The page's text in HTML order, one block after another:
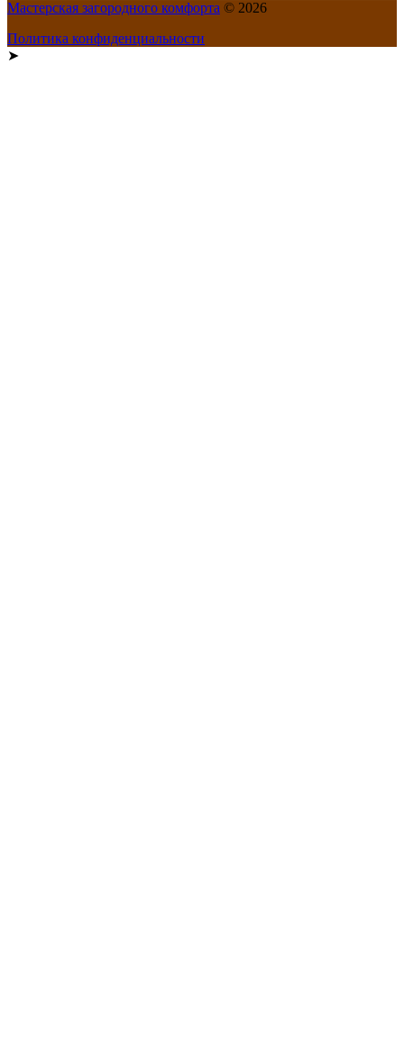
Мастерская загородного комфорта © 2026
Политика конфиденциальности
➤